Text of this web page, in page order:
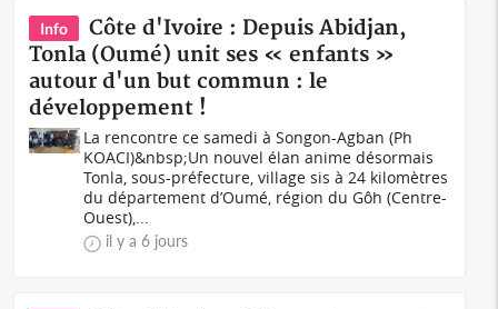
Info
Côte d'Ivoire : Depuis Abidjan,
Tonla (Oumé) unit ses « enfants »
autour d'un but commun : le
développement !
La rencontre ce samedi à Songon-Agban (Ph
KOACI)&nbsp;Un nouvel élan anime désormais
Tonla, sous-préfecture, village sis à 24 kilomètres
du département d’Oumé, région du Gôh (Centre-
Ouest),...
il y a 6 jours